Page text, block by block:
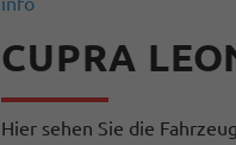
CUPRA
Hier sehen Sie die